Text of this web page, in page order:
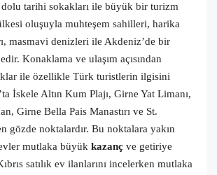
dolu tarihi sokakları ile büyük bir turizm
oluşuyla muhteşem sahilleri, harika
masmavi denizleri ile Akdeniz’de bir
Konaklama ve ulaşım açısından
ile özellikle Türk turistlerin ilgisini
İskele Altın Kum Plajı, Girne Yat Limanı,
Girne Bella Pais Manastırı ve St.
gözde noktalardır. Bu noktalara yakın
evler mutlaka büyük kazanç ve getiriye
satılık ev ilanlarını incelerken mutlaka